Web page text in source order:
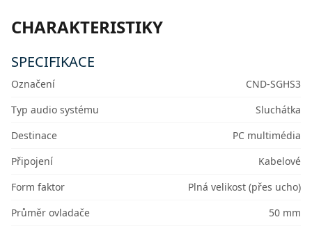
CHARAKTERISTIKY
SPECIFIKACE
Označení
CND-SGHS3
Typ audio systému
Sluchátka
Destinace
PC multimédia
Připojení
Kabelové
Form faktor
Plná velikost (přes ucho)
Průměr ovladače
50 mm